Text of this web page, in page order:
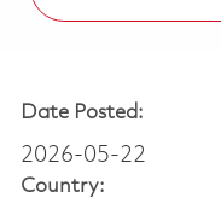
Date Posted:
2026-05-22
Country: